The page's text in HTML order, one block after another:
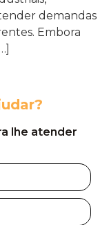
demandas
Embora
lhe atender